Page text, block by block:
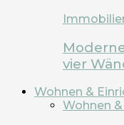
vier
Wohnen &
Wohnen